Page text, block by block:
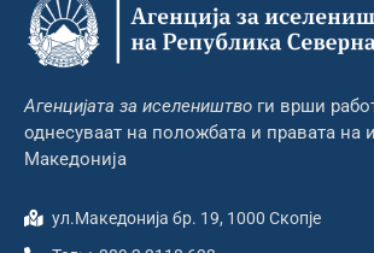
Агенцијата за иселеништво ги врши
однесуваат на положбата и правата на
Македонија
ул.Македонија бр. 19, 1000 Скопје